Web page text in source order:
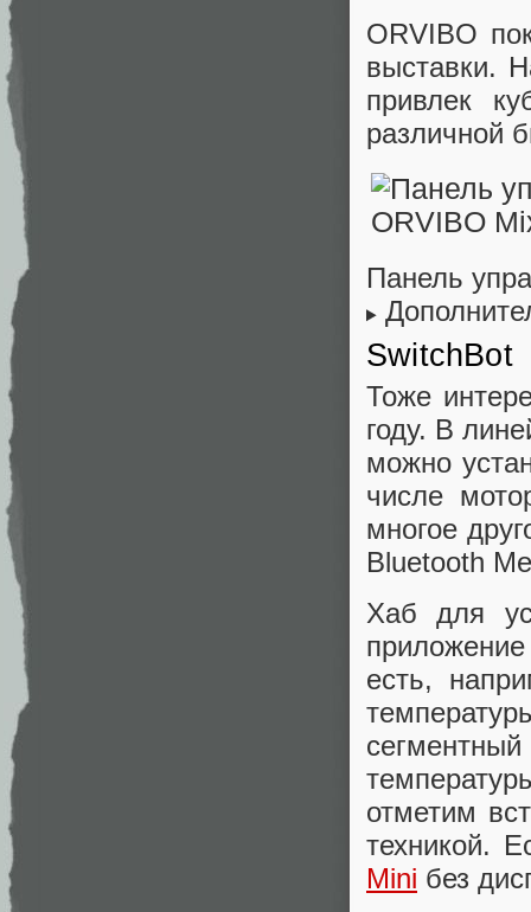
ORVIBO
выставки.
привлек
различной
Панель
SwitchBot
Тоже
году. В
можно
числе
многое
Bluetooth
Хаб для
есть,
отметим
техникой.
Mini без